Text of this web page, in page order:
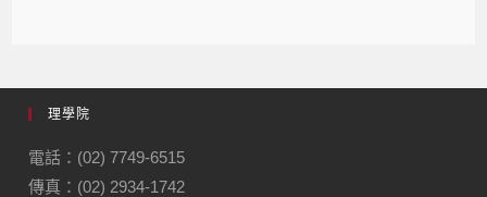
理學院
電話：(02) 7749-6515
傳真：(02) 2934-1742